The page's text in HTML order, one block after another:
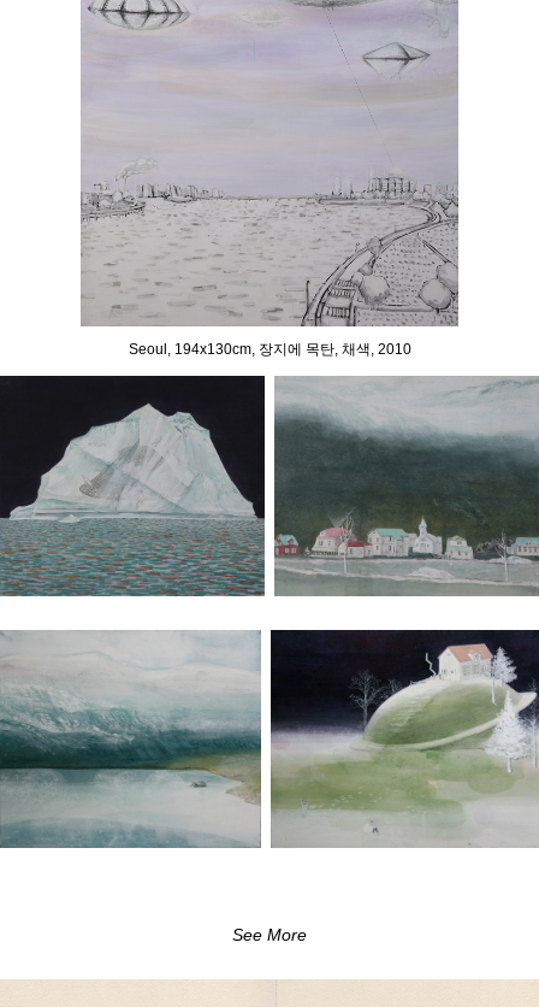
Seoul, 194x130cm, 장지에 목탄, 채색, 2010
See More